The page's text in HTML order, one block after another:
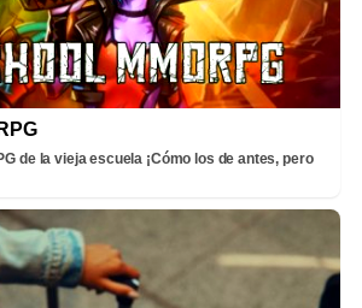
de la vieja escuela ¡Cómo los de antes, pero